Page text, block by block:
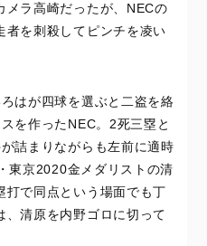
メラ高崎だったが、NECの
者を刺殺してピンチを凌い
はが四球を選ぶと二盗を絡
を作ったNEC。2死三塁と
詰まりながらも左前に適時
東京2020金メダリストの清
打で同点という場面でも丁
、清原を内野ゴロに切って